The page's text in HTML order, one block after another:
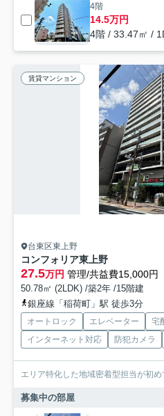
4階
14.5万円
4階 / 33.47㎡ /
賃貸マンション
台東区東上野
コンフォリア東上野
27.5万円 管理/共益費15,000円
50.78㎡ (2LDK) /築2年 /15階建
銀座線「稲荷町」駅 徒歩3分
オートロック エレベーター
宅
インターネット対応
防犯カメラ
エリア特化した地域密着型担当が初
募集中の部屋